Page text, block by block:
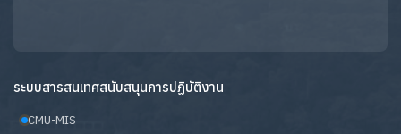
ระบบสารสนเทศสนับสนุนการปฏิบัติงาน
CMU-MIS